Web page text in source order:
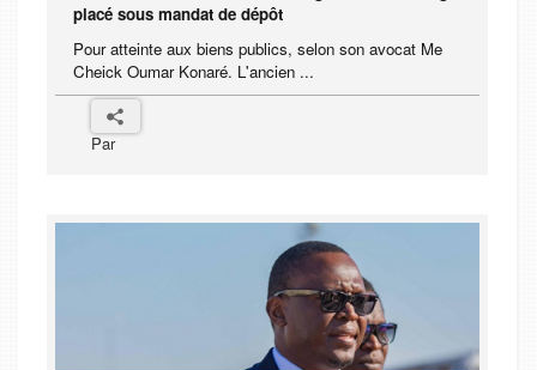
placé sous mandat de dépôt
Pour atteinte aux biens publics, selon son avocat Me
Cheick Oumar Konaré. L'ancien ...
Par